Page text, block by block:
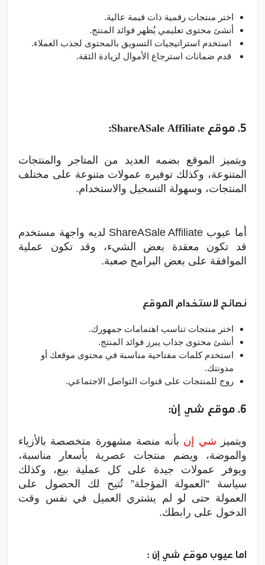
اختر منتجات رقمية ذات قيمة عالية.
أنشئ محتوى تعليمي يُظهر فوائد المنتج.
استخدم استراتيجيات التسويق بالمحتوى لجذب العملاء.
قدم ضمانات استرجاع الأموال لزيادة الثقة.
5. موقع ShareASale Affiliate:
ويتميز الموقع بضمه العديد من المتاجر والمنتجات
المتنوعة، وكذلك توفيره عمولات متنوعة على مختلف
المنتجات، وسهولة التسجيل والاستخدام.
أما عيوب ShareASale Affiliate لديه واجهة مستخدم
قد تكون معقدة بعض الشيء، وقد تكون عملية
الموافقة على بعض البرامج صعبة.
نصائح لاستخدام الموقع
اختر منتجات تناسب اهتمامات جمهورك.
أنشئ محتوى جذاب يبرز فوائد المنتج.
استخدم كلمات مفتاحية مناسبة في محتوى موقعك أو
مدونتك.
روج للمنتجات على قنوات التواصل الاجتماعي.
6. موقع شي إن:
ويتميز شي إن بأنه منصة مشهورة متخصصة بالأزياء
والموضة، ويضم منتجات عصرية بأسعار مناسبة،
ويوفر عمولات جيدة على كل عملية بيع، وكذلك
سياسة “العمولة المؤجلة” تُتيح لك الحصول على
العمولة حتى لو لم يشتري العميل في نفس وقت
الدخول على رابطك.
اما عيوب موقع شي إن :